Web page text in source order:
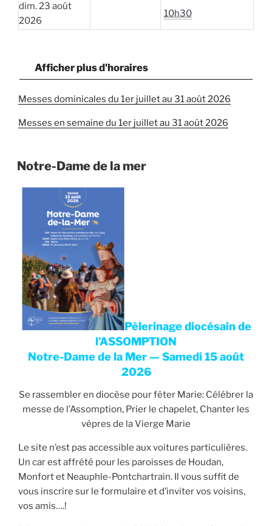
dim. 23 août
2026
10h30
Afficher plus d'horaires
Messes dominicales du 1er juillet au 31 août 2026
Messes en semaine du 1er juillet au 31 août 2026
Notre-Dame de la mer
Pèlerinage diocésain de
l’ASSOMPTION
Notre-Dame de la Mer — Samedi 15 août
2026
Se rassembler en diocèse pour fêter Marie: Célébrer la
messe de l’Assomption, Prier le chapelet, Chanter les
vêpres de la Vierge Marie
Le site n’est pas accessible aux voitures particulières.
Un car est affrété pour les paroisses de Houdan,
Monfort et Neauphle-Pontchartrain. Il vous suffit de
vous inscrire sur le formulaire et d’inviter vos voisins,
vos amis….!